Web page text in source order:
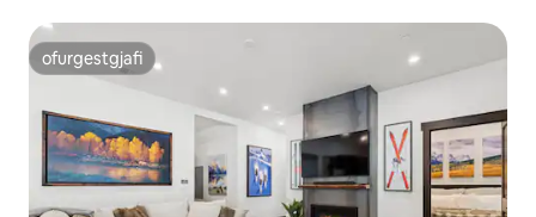
ofurgestgjafi
ofurgestgjafi